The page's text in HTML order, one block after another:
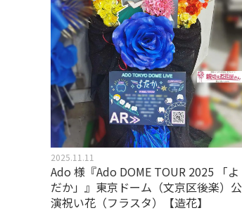
2025.11.11
Ado 様『Ado DOME TOUR 2025 「よ
だか」』東京ドーム（文京区後楽）公
演祝い花（フラスタ）【造花】